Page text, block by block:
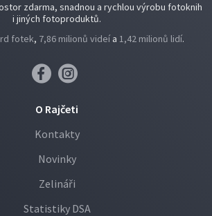
zdarma, snadnou a rychlou výrobu fotoknih
i jiných fotoproduktů.
fotek, 7,86 milionů videí a 1,42 milionů lidí.
O Rajčeti
Kontakty
Novinky
Zelináři
Statistiky DSA